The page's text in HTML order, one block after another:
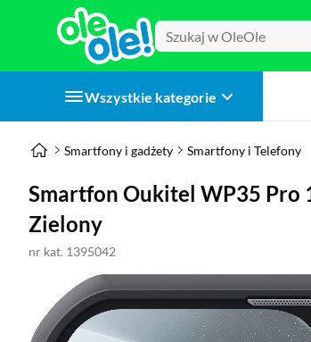
Wszystkie kategorie
Smartfony i gadżety Smartfony i Telefony
Smartfon Oukitel WP35 Pro
Zielony
nr kat. 1395042